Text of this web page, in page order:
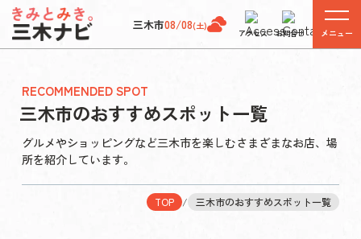
三木市08/08(土)
アクセス お問合せ メニュー
RECOMMENDED SPOT
三木市のおすすめスポット一覧
グルメやショッピングなど三木市を楽しむさまざまなお店、場
所を紹介しています。
TOP / 三木市のおすすめスポット一覧